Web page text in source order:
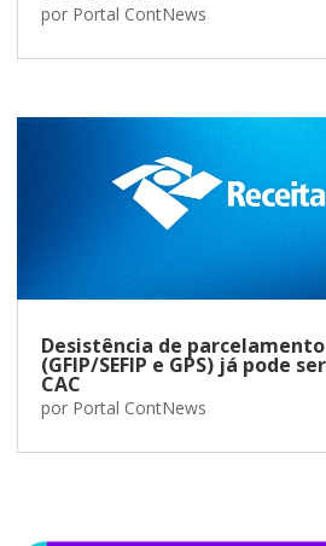
por Portal ContNews
Desistência de
(GFIP/SEFIP e GPS) já pode
CAC
por Portal ContNews